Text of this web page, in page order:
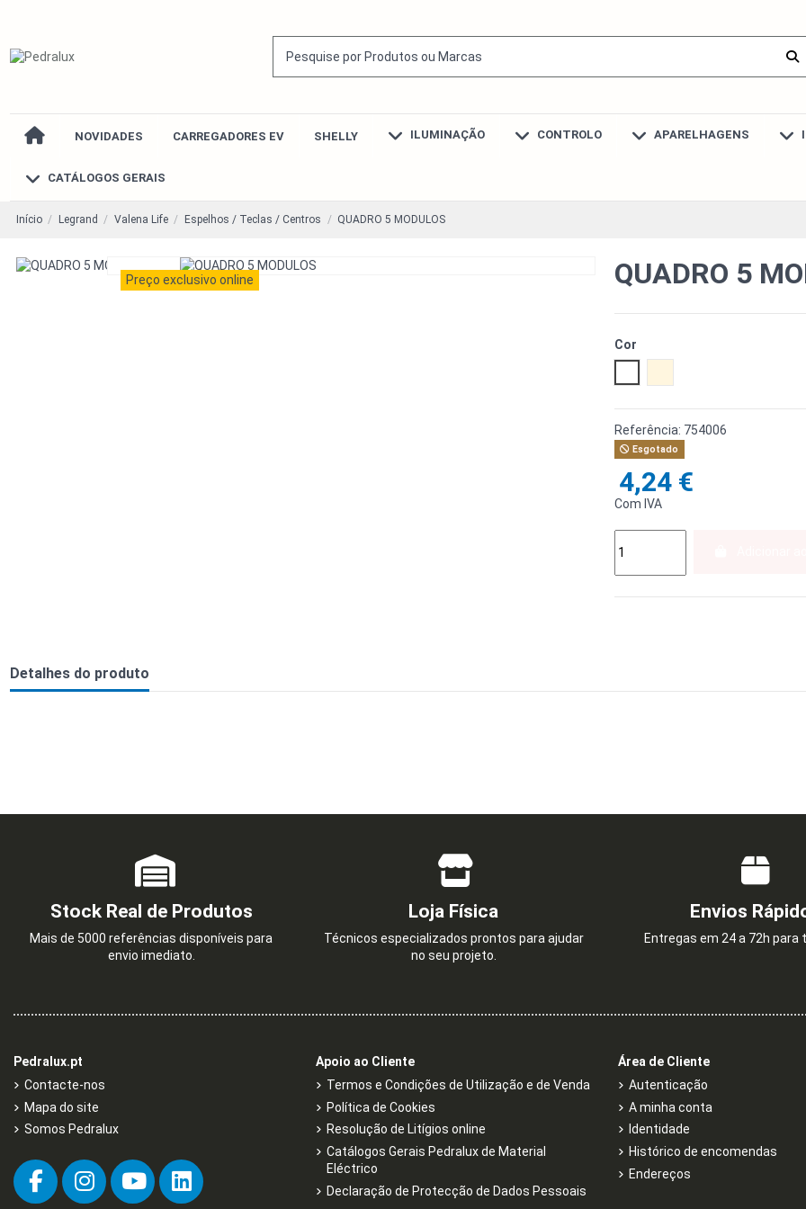
NOVIDADES CARREGADORES EV SHELLY ILUMINAÇÃO CONTROLO APARELHAGENS
CATÁLOGOS GERAIS
Início Legrand Valena Life Espelhos / Teclas / Centros QUADRO 5 MODULOS
Preço exclusivo online QUADRO 5
Cor
Referência: 754006
Esgotado
4,24 €
Com IVA
Detalhes do produto
Stock Real de Produtos
Mais de 5000 referências disponíveis para
envio imediato.
Loja Física
Técnicos especializados prontos para ajudar
no seu projeto.
Envios
Entregas em 24 a 72h para
Pedralux.pt
Contacte-nos
Mapa do site
Somos Pedralux
Apoio ao Cliente
Termos e Condições de Utilização e de Venda
Política de Cookies
Resolução de Litígios online
Catálogos Gerais Pedralux de Material
Eléctrico
Declaração de Protecção de Dados Pessoais
Área de Cliente
Autenticação
A minha conta
Identidade
Histórico de encomendas
Endereços